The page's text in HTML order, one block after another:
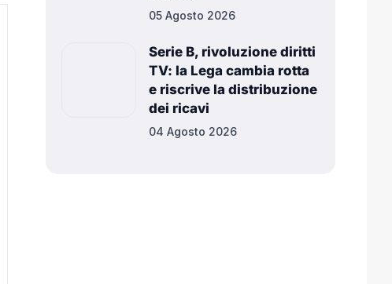
05 Agosto 2026
Serie B, rivoluzione diritti
TV: la Lega cambia rotta
e riscrive la distribuzione
dei ricavi
04 Agosto 2026